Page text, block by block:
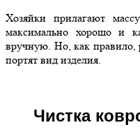
Хозяйки прилагают
максимально хорошо и
вручную. Но, как правило,
портят вид изделия.
Чистка